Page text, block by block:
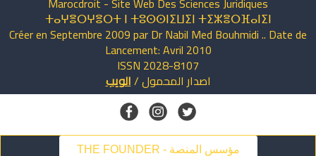
ⵜⴰⵖⴻⵔⵖⴻⵔⵜ ⵏ ⵜⵓⵙⵙⵏⵉⵡⵉⵏ ⵜⵉⵣⴻⵔⴼⴰⵏⵉⵏ
Créer en Septembre 2009 par Dr Nabil Med Bouhmidi .. Date de
Lancement: Avril 2010
ISSN 2028-8107
اصدار المحمول/الويب
THE FOUNDER - مؤسس المنصة